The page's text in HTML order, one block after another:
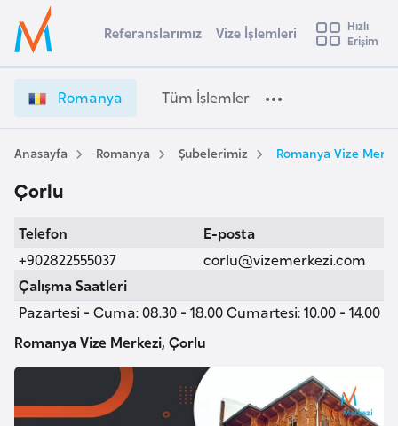
Ülke Seçimi
Başvuru yapmak istediğiniz ülkeyi seçin
Üye
Girişi
o
a
n
e
ş
e
m
e
e
Referanslarımız Vize İşlemleri
Hızlı
Erişim
Romanya Tüm İşlemler
Anasayfa Romanya Şubelerimiz Romanya Vize
Çorlu
Telefon
+902822555037
E-posta
corlu@vizemerkezi.com
Çalışma Saatleri
Pazartesi - Cuma: 08.30 - 18.00 Cumartesi: 10.00 - 14.00
Romanya Vize Merkezi, Çorlu
s
t
r
a
v
u
s
t
u
a